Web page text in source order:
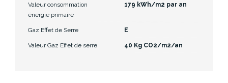
Valeur consommation
énergie primaire
179 kWh/m2 par an
Gaz Effet de Serre E
Valeur Gaz Effet de serre 40 Kg CO2/m2/an